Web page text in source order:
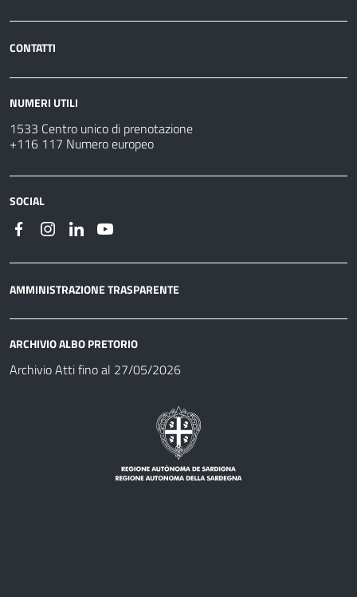
CONTATTI
NUMERI UTILI
1533 Centro unico di prenotazione
+116 117 Numero europeo
SOCIAL
AMMINISTRAZIONE TRASPARENTE
ARCHIVIO ALBO PRETORIO
Archivio Atti fino al 27/05/2026